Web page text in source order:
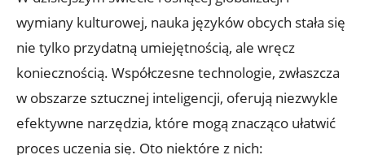
wymiany ‍kulturowej, nauka ‍języków obcych stała się
nie tylko przydatną‌ umiejętnością, ale wręcz‌
koniecznością. Współczesne‍ technologie, zwłaszcza
w obszarze ​sztucznej ⁢inteligencji, oferują ⁣niezwykle
⁤efektywne narzędzia,​ które⁢ mogą ‍znacząco ułatwić
proces​ uczenia się. Oto ‌niektóre ⁢z ‌nich: